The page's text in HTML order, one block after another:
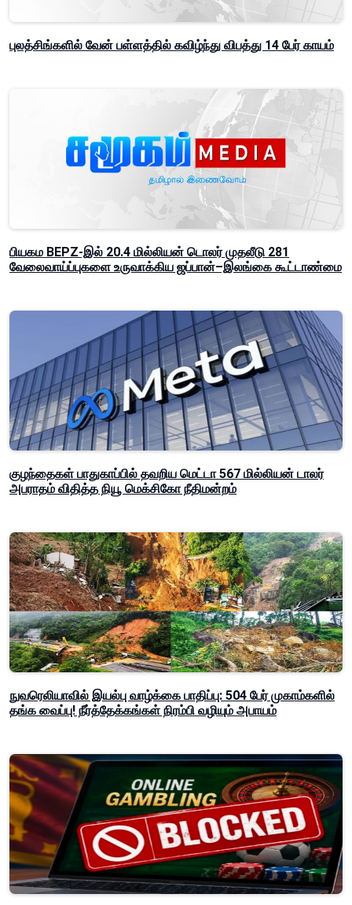
புலத்சிங்களில் வேன் பள்ளத்தில் கவிழ்ந்து விபத்து 14 பேர் காயம்
பியகம BEPZ-இல் 20.4 மில்லியன் டொலர் முதலீடு 281
வேலைவாய்ப்புகளை உருவாக்கிய ஜப்பான்–இலங்கை கூட்டாண்மை
குழந்தைகள் பாதுகாப்பில் தவறிய மெட்டா 567 மில்லியன் டாலர்
அபராதம் விதித்த நியூ மெக்சிகோ நீதிமன்றம்
நுவரெலியாவில் இயல்பு வாழ்க்கை பாதிப்பு: 504 பேர் முகாம்களில்
தங்க வைப்பு! நீர்த்தேக்கங்கள் நிரம்பி வழியும் அபாயம்